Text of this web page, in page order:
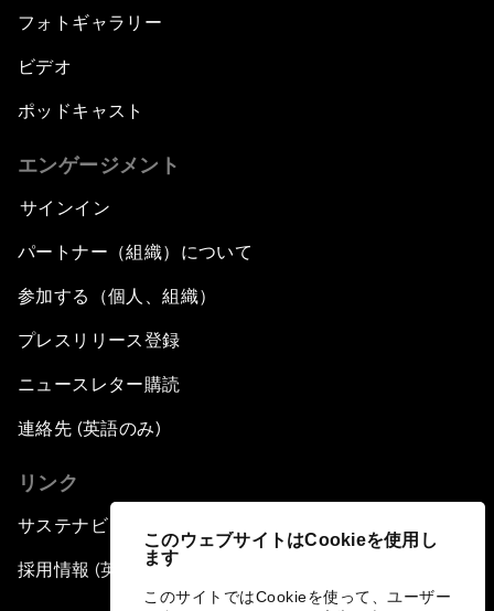
このウェブサイトはCookieを使用し
ます
このサイトではCookieを使って、ユーザー
フォトギャラリー
ビデオ
ポッドキャスト
エンゲージメント
サインイン
パートナー（組織）について
参加する（個人、組織）
プレスリリース登録
ニュースレター購読
連絡先 (英語のみ)
リンク
サステナビリティへの取り組み
採用情報 (英語のみ)